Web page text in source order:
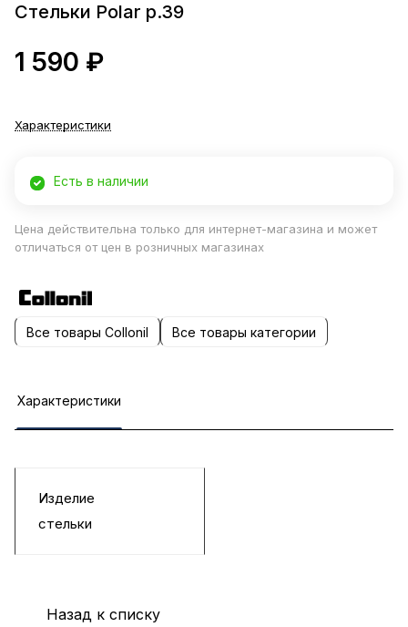
Стельки Polar р.39
1 590 ₽
Характеристики
Есть в наличии
Цена действительна только для интернет-магазина и может
отличаться от цен в розничных магазинах
Все товары Collonil Все товары категории
Характеристики
Изделие
стельки
Назад к списку